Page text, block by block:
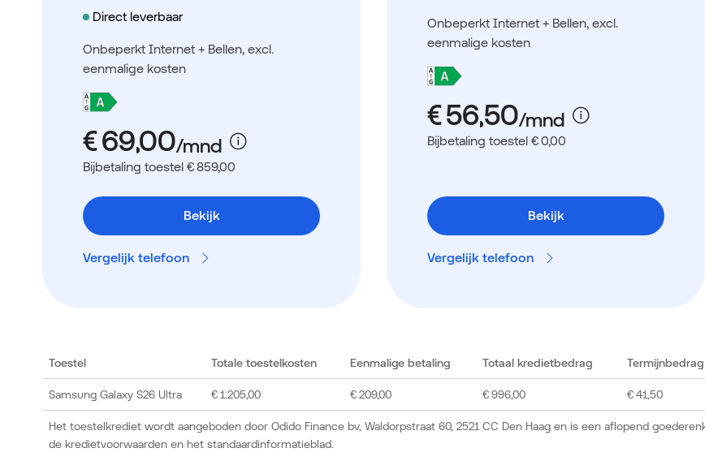
Direct leverbaar
Onbeperkt Internet + Bellen, excl.
eenmalige kosten
Bijbetaling toestel € 859,00
Bekijk
Vergelijk telefoon
Onbeperkt Internet + Bellen, excl.
eenmalige kosten
Bijbetaling toestel € 0,00
Bekijk
Vergelijk telefoon
Toestel Totale toestelkosten Eenmalige betaling Totaal kredietbedrag Termijnbedrag
Het toestelkrediet wordt aangeboden door Odido Finance bv, Waldorpstraat 60, 2521 CC Den Haag en is een aflopend
de kredietvoorwaarden en het standaardinformatieblad.
Samsung Galaxy S26 Ultra € 1.205,00 € 209,00 € 996,00 € 41,50